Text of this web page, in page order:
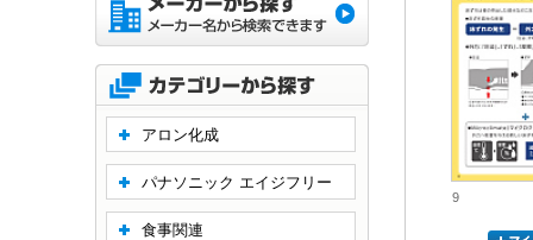
9
アロン化成
パナソニック エイジフリー
食事関連